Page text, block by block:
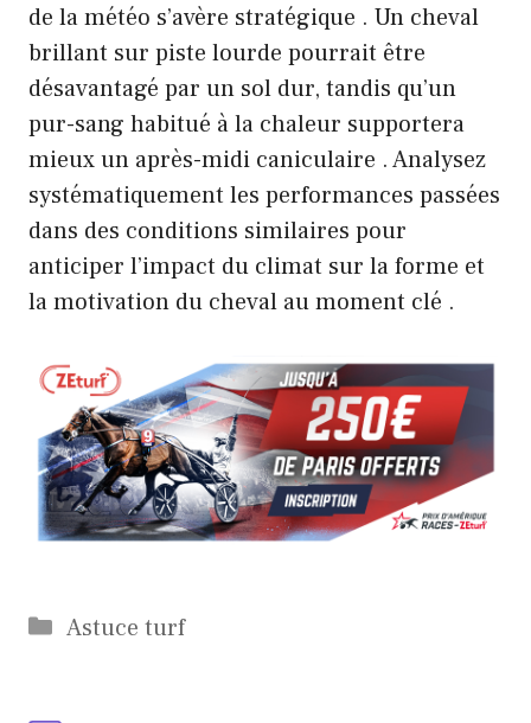
de la météo s’avère stratégique . Un cheval
brillant sur piste lourde pourrait être
désavantagé par un sol dur, tandis qu’un
pur-sang habitué à la chaleur supportera
mieux un après-midi caniculaire . Analysez
systématiquement les performances passées
dans des conditions similaires pour
anticiper l’impact du climat sur la forme et
la motivation du cheval au moment clé .
Catégories
Astuce turf